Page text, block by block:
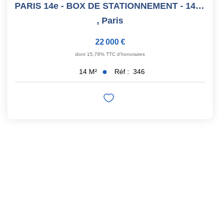
PARIS 14e - BOX DE STATIONNEMENT - 14,25 M²
, Paris
22 000 €
dont 15,79% TTC d'honoraires
14 M² Réf : 346